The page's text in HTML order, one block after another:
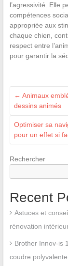
l’agressivité. Elle
compétences
appropriée aux
chaque chien,
respect entre
pour garantir la
← Animaux
dessins animés
Optimiser sa
pour un effet si
Rechercher
Recent
Astuces et
rénovation
Brother Innov-is
coudre polyvalente